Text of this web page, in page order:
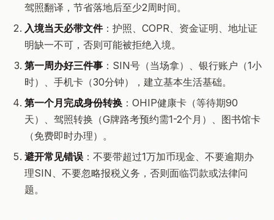
驾照翻译，节省落地后至少2周时间。
入境当天必带文件：护照、COPR、资金证明、地址证
明缺一不可，否则可能被拒绝入境。
第一周办好三件事 ：SIN号（当场拿）、银行账户（1小
时）、手机卡（30分钟），建立基本生活基础。
第一个月完成身份转换 ：OHIP健康卡（等待期90
天）、驾照转换（G牌路考预约需1-2个月）、图书馆卡
（免费即时办理）。
避开常见错误 ：不要带超过1万加币现金、不要逾期办
理SIN、不要忽略报税义务，否则面临罚款或法律问
题。